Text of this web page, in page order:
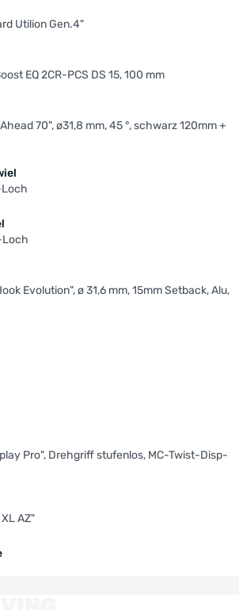
Utilion Gen.4"
EQ 2CR-PCS DS 15, 100 mm
70", ø31,8 mm, 45 °, schwarz 120mm +
Loch
Loch
Evolution", ø 31,6 mm, 15mm Setback, Alu,
Pro", Drehgriff stufenlos, MC-Twist-Disp-
AZ"